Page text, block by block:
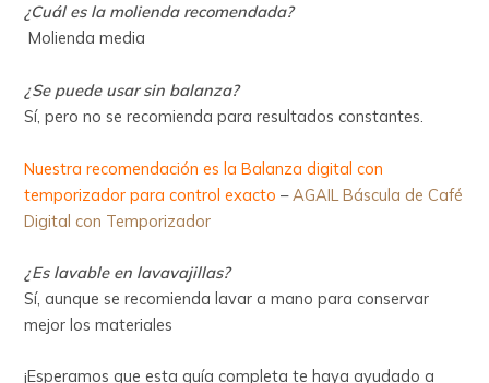
¿Cuál es la molienda recomendada?
Molienda media
¿Se puede usar sin balanza?
Sí, pero no se recomienda para resultados constantes.
Nuestra recomendación es la Balanza digital con
temporizador para control exacto – AGAIL Báscula de Café
Digital con Temporizador
¿Es lavable en lavavajillas?
Sí, aunque se recomienda lavar a mano para conservar
mejor los materiales
¡Esperamos que esta guía completa te haya ayudado a